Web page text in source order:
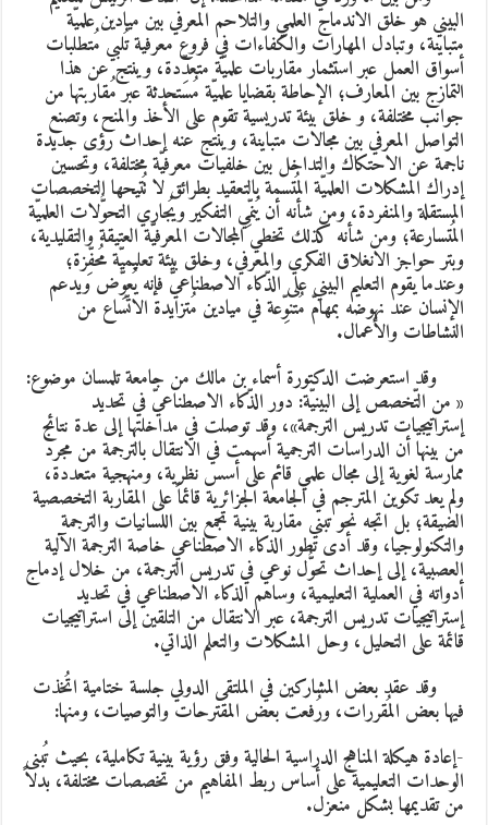
هو خلق الاندماج العلمي والتلاحم المعرفي بين ميادين علميّة
وتبادل المهارات والكفاءات في فروع معرفية تُلبي مُتطلبات
العمل عبر استثمار مقاربات علميّة متعدِّدة، وينتج عن هذا
بين المعارف؛ الإحاطة بقضايا علميّة مُستحدثة عبر مُقاربتها من
مختلفة، و خلق بيئة تدريسية تقوم على الأخذ والمنح، وتصنع
المعرفي بين مجالات متباينة، وينتج عنه إحداث رؤى جديدة
عن الاحتكاك والتداخل بين خلفيات معرفيّة مختلفة، وتحسين
المشكلات العلميّة المُتسمة بالتعقيد بطرائق لا تُتيحها التخصصات
والمنفردة، ومن شأنه أن يُنمِّي التفكير ويُجاري التحوُّلات العلميّة
ومن شأنه كذلك تخطي المجالات المعرفيّة العتيقة والتقليدية،
حواجز الانغلاق الفكري والمعرفي، وخلق بيئة تعليميّة مُحفِّزة؛
يقوم التعليم البيني على الذّكاء الاصطناعيّ فإنه يُعوِّض ويدعم
عند نهوضه بمهامّ مُتنوِّعة في ميادين مُتزايدة الاتّساع من
والأعمال.
استعرضت الدكتورة أسماء بن مالك من جامعة تلمسان موضوع:
من التّخصص إلى البينيّة: دور الذّكاء الاصطناعيّ في تحديد
تدريس الترجمة»، وقد توصلت في مداخلتها إلى عدة نتائج
بينها أن الدراسات الترجمية أسهمت في الانتقال بالترجمة من مجرد
لغوية إلى مجال علمي قائم على أسس نظرية، ومنهجية متعددة،
يعد تكوين المترجم في الجامعة الجزائرية قائماً على المقاربة التخصصية
؛بل اتجه نحو تبني مقاربة بينية تجمع بين اللسانيات والترجمة
وقد أدى تطور الذكاء الاصطناعي خاصة الترجمة الآلية
إلى إحداث تحوُّل نوعي في تدريس الترجمة، من خلال إدماج
في العملية التعليمية، وساهم الذكاء الاصطناعي في تحديد
تدريس الترجمة، عبر الانتقال من التلقين إلى استراتيجيات
على التحليل، وحل المشكلات والتعلم الذاتي.
عقد بعض المشاركين في الملتقى الدولي جلسة ختامية اتُخذت
بعض المُقررات، ورُفعت بعض المقترحات والتوصيات، ومنها:
هيكلة المناهج الدراسية الحالية وفق رؤية بينية تكاملية، بحيث تُبنى
التعليمية على أساس ربط المفاهيم من تخصصات مختلفة، بدلاً
تقديمها بشكل منعزل.